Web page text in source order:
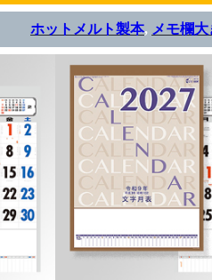
ホットメルト製本, メモ欄